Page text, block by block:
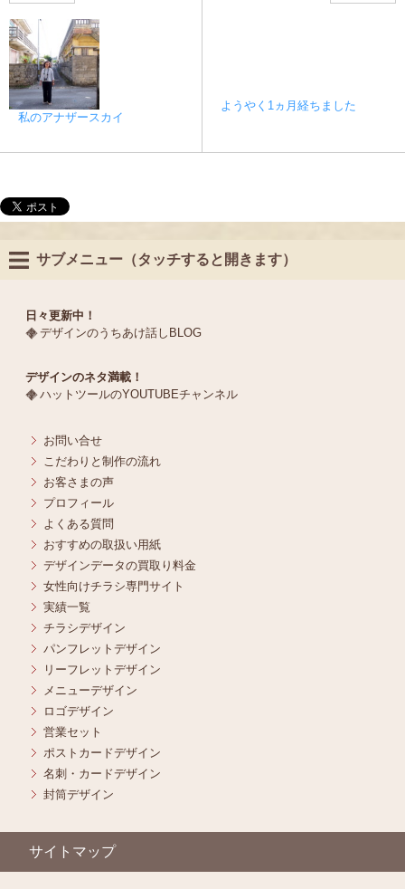
私のアナザースカイ
ようやく1ヵ月経ちました
サブメニュー（タッチすると開きます）
日々更新中！
デザインのうちあけ話しBLOG
デザインのネタ満載！
ハットツールのYOUTUBEチャンネル
お問い合せ
こだわりと制作の流れ
お客さまの声
プロフィール
よくある質問
おすすめの取扱い用紙
デザインデータの買取り料金
女性向けチラシ専門サイト
実績一覧
チラシデザイン
パンフレットデザイン
リーフレットデザイン
メニューデザイン
ロゴデザイン
営業セット
ポストカードデザイン
名刺・カードデザイン
封筒デザイン
サイトマップ